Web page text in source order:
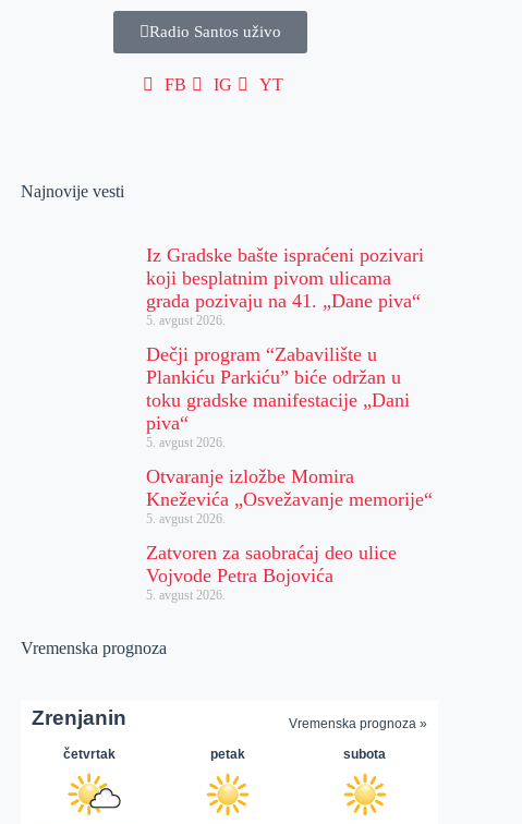
Radio Santos uživo
FB IG YT
Najnovije vesti
Iz Gradske bašte ispraćeni pozivari
koji besplatnim pivom ulicama
grada pozivaju na 41. „Dane piva“
5. avgust 2026.
Dečji program “Zabavilište u
Plankiću Parkiću” biće održan u
toku gradske manifestacije „Dani
piva“
5. avgust 2026.
Otvaranje izložbe Momira
Kneževića „Osvežavanje memorije“
5. avgust 2026.
Zatvoren za saobraćaj deo ulice
Vojvode Petra Bojovića
5. avgust 2026.
Vremenska prognoza